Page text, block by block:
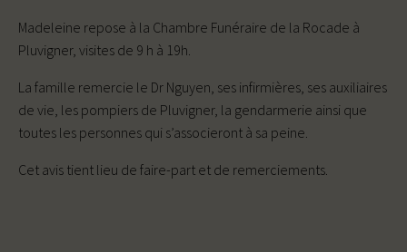
Madeleine repose à la Chambre Funéraire de la Rocade à
Pluvigner, visites de 9 h à 19h.
La famille remercie le Dr Nguyen, ses infirmières, ses auxiliaires
de vie, les pompiers de Pluvigner, la gendarmerie ainsi que
toutes les personnes qui s’associeront à sa peine.
Cet avis tient lieu de faire-part et de remerciements.